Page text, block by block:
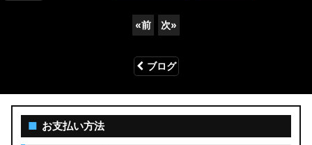
«前 次»
ブログ
■ お支払い方法